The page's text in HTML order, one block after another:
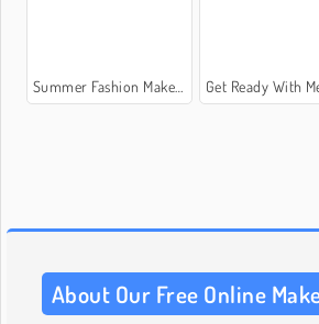
Summer Fashion Makeover Get Ready With Me:
About Our Free Online